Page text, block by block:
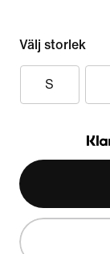
Välj storlek
S